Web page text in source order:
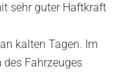
sehr guter Haftkraft
kalten Tagen. Im
Fahrzeuges